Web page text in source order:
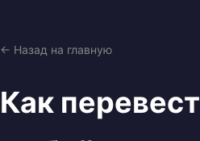
← Назад на главную
Как